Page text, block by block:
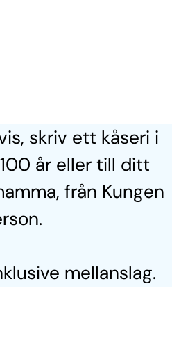
skriv ett kåseri i
år eller till ditt
från Kungen
mellanslag.